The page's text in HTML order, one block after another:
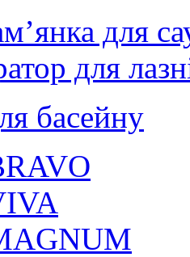
для
для
басейну